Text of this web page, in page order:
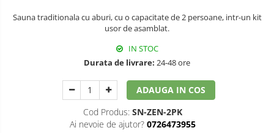
Cosoare
Masini de tuns iarba
Accesorii si piese unelte gradina
Sauna traditionala cu aburi, cu o capacitate de 2 persoane, intr-un kit
usor de asamblat.
IN STOC
Durata de livrare: 24-48 ore
ADAUGA IN COS
Cod Produs: SN-ZEN-2PK
Ai nevoie de ajutor? 0726473955